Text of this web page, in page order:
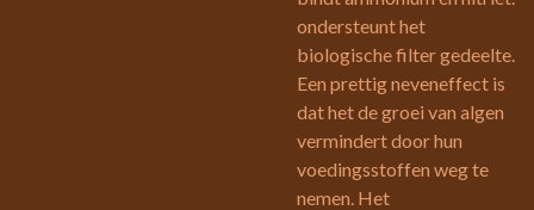
ondersteunt het
biologische filter gedeelte.
Een prettig neveneffect is
dat het de groei van algen
vermindert door hun
voedingsstoffen weg te
nemen. Het